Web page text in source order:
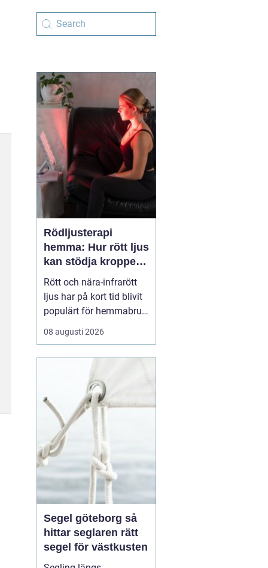
Rödljusterapi
hemma: Hur rött ljus
kan stödja kroppens
egen återhämtning
Rött och nära-infrarött
ljus har på kort tid blivit
populärt för hemmabruk,
och fler vill veta hur
rödljusterapi hemma kan
leder och sömn. Många
undrar hur det fungerar
på...
08 augusti 2026
Segel göteborg så
hittar seglaren rätt
segel för västkusten